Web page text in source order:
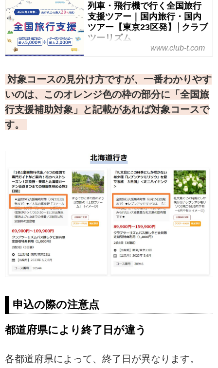
列車・飛行機で行く全国旅行
支援ツアー｜国内旅行・国内
ツアー【東京23区発】│クラブ
ツーリズム
クラブツーリズムの「全国旅行支
た観光需要喚起策の実施について
最新情報を掲載中！東京23区発の
列車・飛行機で行く「全国旅行支
援ツアー」情報ならクラブツーリ
www.club-t.com
対象コースの見分け方ですが、一番わかりやす
いのは、このオレンジ色の枠の部分に「全国旅
行支援補助対象」と記載があれば対象コースで
す。
申込の際の注意点
都道府県により終了日が違う
各都道府県によって、終了日が異なります。